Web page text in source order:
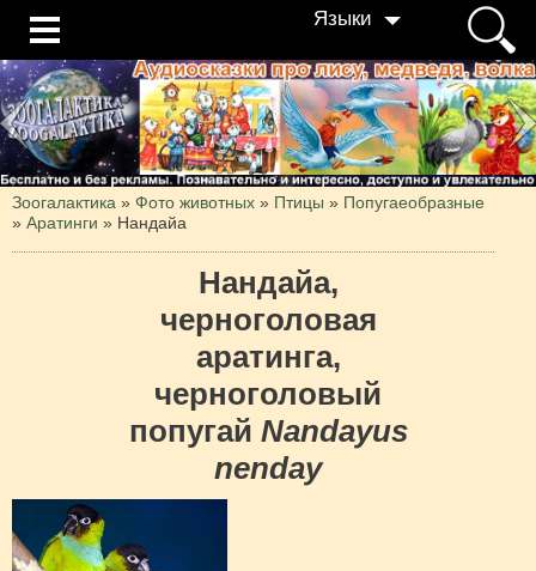
Языки
Зоогалактика » Фото животных » Птицы » Попугаеобразные
» Аратинги » Нандайа
Нандайа,
черноголовая
аратинга,
черноголовый
попугай Nandayus
nenday